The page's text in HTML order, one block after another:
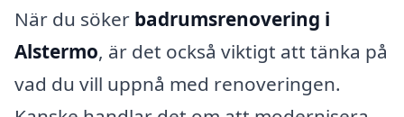
När du söker badrumsrenovering i
Alstermo, är det också viktigt att tänka på
vad du vill uppnå med renoveringen.